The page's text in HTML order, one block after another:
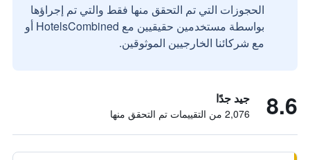
الحجوزات التي تم التحقق منها فقط والتي تم إجراؤها
بواسطة مستخدمين حقيقيين مع HotelsCombined أو
مع شركائنا الخارجيين الموثوقين.
8.6 جيد جدًا
2,076 من التقييمات تم التحقق منها